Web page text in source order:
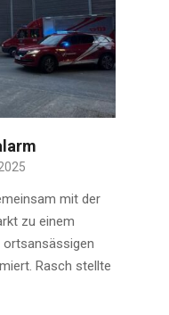
mit der
zu einem
ortsansässigen
Rasch stellte